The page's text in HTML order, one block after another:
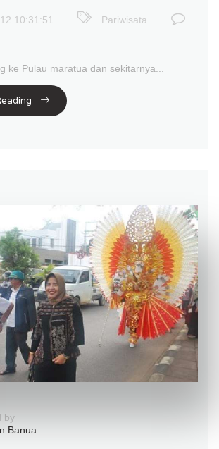
10:31:51
Pariwisata
ke Pulau maratua dan sekitarnya...
by
Banua